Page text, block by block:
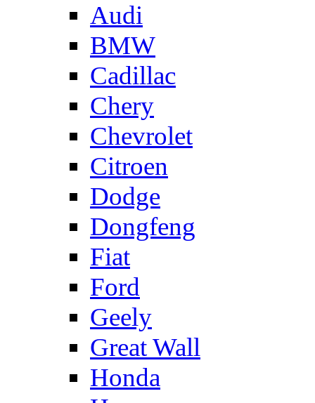
Audi
BMW
Cadillac
Chery
Chevrolet
Citroen
Dodge
Dongfeng
Fiat
Ford
Geely
Great Wall
Honda